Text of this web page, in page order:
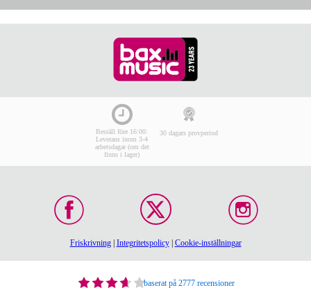
Beställ före 16:00:
Leverans inom 3-4
arbetsdagar (om det
finns i lager)
30 dagars provperiod
Friskrivning| Integritetspolicy| Cookie-inställningar
baserat på 2777 recensioner